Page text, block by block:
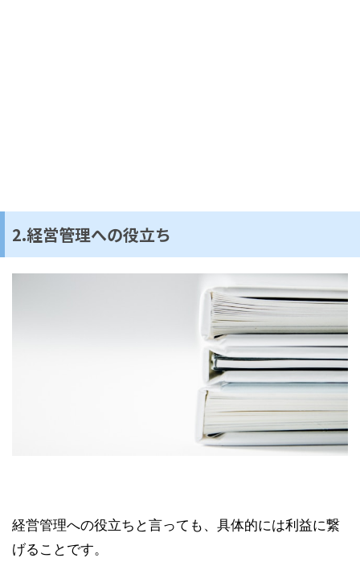
2.経営管理への役立ち
経営管理への役立ちと言っても、具体的には利益に繋
げることです。